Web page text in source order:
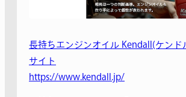
長持ちエンジンオイル Kendall(ケンド
サイト
https://www.kendall.jp/